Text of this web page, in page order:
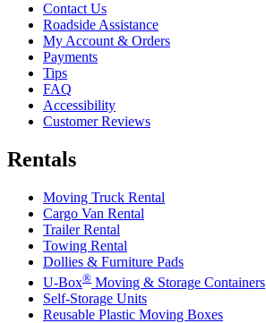
Contact Us
Roadside Assistance
My Account & Orders
Payments
Tips
FAQ
Accessibility
Customer Reviews
Rentals
Moving Truck Rental
Cargo Van Rental
Trailer Rental
Towing Rental
Dollies & Furniture Pads
U-Box® Moving & Storage Containers
Self-Storage Units
Reusable Plastic Moving Boxes